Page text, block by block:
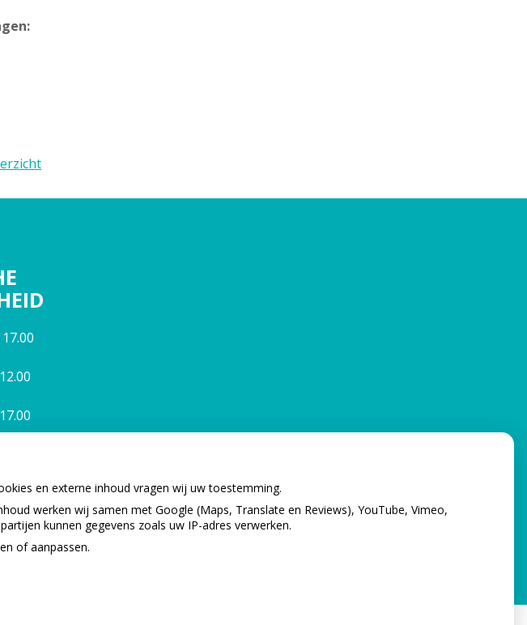
en externe inhoud vragen wij uw toestemming.
werken wij samen met Google (Maps, Translate en Reviews), YouTube, Vimeo,
kunnen gegevens zoals uw IP-adres verwerken.
of aanpassen.